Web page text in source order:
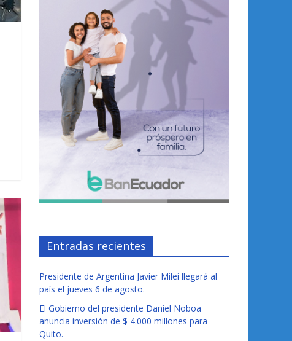
Entradas recientes
Presidente de Argentina Javier Milei llegará al
país el jueves 6 de agosto.
El Gobierno del presidente Daniel Noboa
anuncia inversión de $ 4.000 millones para
Quito.